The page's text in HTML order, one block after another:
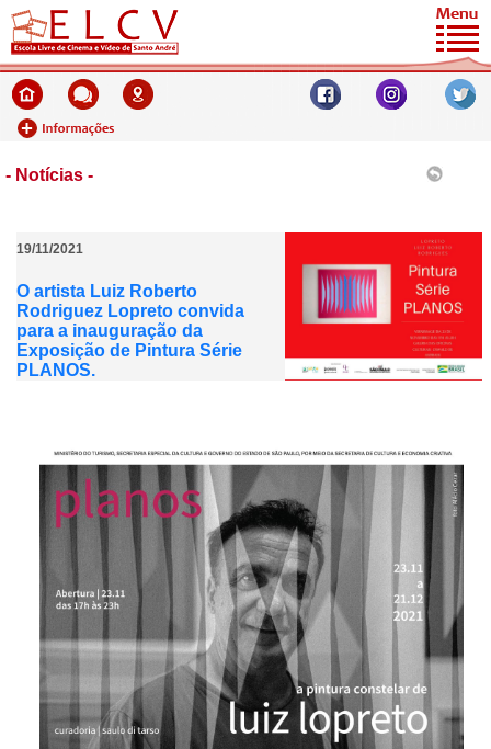
- Notícias -
19/11/2021
O artista Luiz Roberto
Rodriguez Lopreto convida
para a inauguração da
Exposição de Pintura Série
PLANOS.